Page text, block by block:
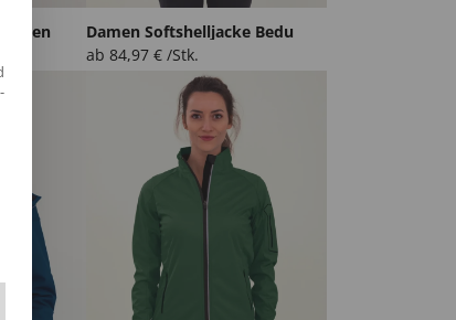
Damen Softshelljacke Bedu
ab 84,97 € /Stk.
kann. Die erste Service-Gruppe ist essenziell und kann